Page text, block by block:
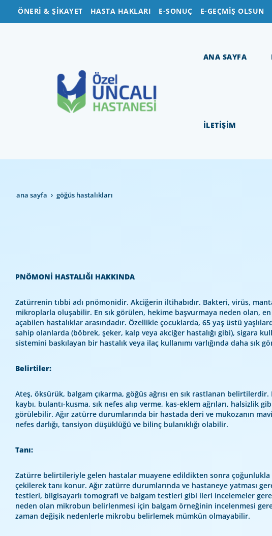
ÖNERİ & ŞİKAYET HASTA HAKLARI E-SONUÇ E-GEÇMİŞ OLSUN
ANA SAYFA
İLETİŞİM
ana sayfa göğüs hastaliklari
PNÖMONİ HASTALIĞI HAKKINDA
Zatürrenin tıbbi adı pnömonidir. Akciğerin iltihabıdır. Bakteri, virüs,
mikroplarla oluşabilir. En sık görülen, hekime başvurmaya neden olan,
açabilen hastalıklar arasındadır. Özellikle çocuklarda, 65 yaş üstü
sahip olanlarda (böbrek, şeker, kalp veya akciğer hastalığı gibi), sigara
sistemini baskılayan bir hastalık veya ilaç kullanımı varlığında daha sık
Belirtiler:
Ateş, öksürük, balgam çıkarma, göğüs ağrısı en sık rastlanan belirtilerdir.
kaybı, bulantı-kusma, sık nefes alıp verme, kas-eklem ağrıları, halsizlik
görülebilir. Ağır zatürre durumlarında bir hastada deri ve mukozanın
nefes darlığı, tansiyon düşüklüğü ve bilinç bulanıklığı olabilir.
Tanı:
Zatürre belirtileriyle gelen hastalar muayene edildikten sonra çoğunlukla
çekilerek tanı konur. Ağır zatürre durumlarında ve hastaneye yatması
testleri, bilgisayarlı tomografi ve balgam testleri gibi ileri incelemeler
neden olan mikrobun belirlenmesi için balgam örneğinin incelenmesi
zaman değişik nedenlerle mikrobu belirlemek mümkün olmayabilir.